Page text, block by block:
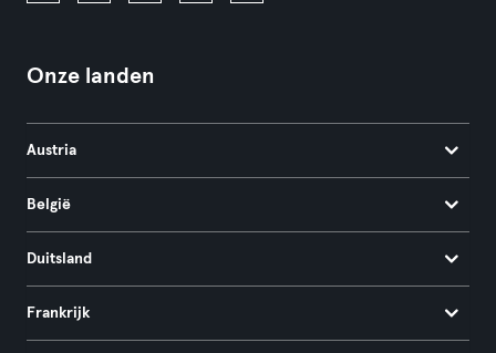
Onze landen
Austria
België
Duitsland
Frankrijk